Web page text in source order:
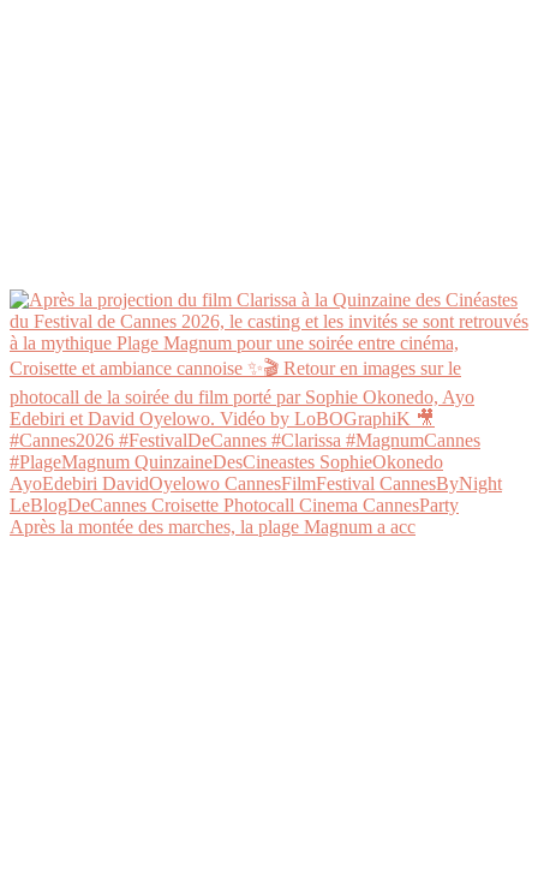
Après la montée des marches, la plage Magnum a acc